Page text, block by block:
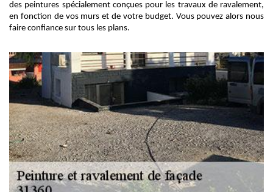
des peintures spécialement conçues pour les travaux de ravalement,
en fonction de vos murs et de votre budget. Vous pouvez alors nous
faire confiance sur tous les plans.